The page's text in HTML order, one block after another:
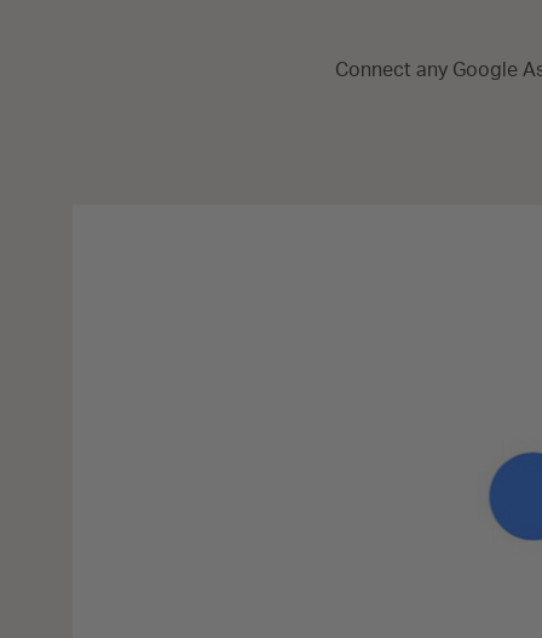
Connect any Google